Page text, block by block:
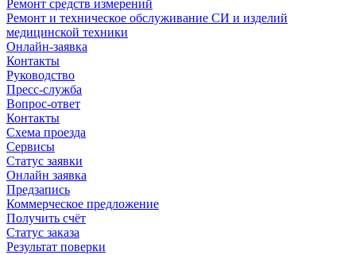
Ремонт средств измерений
Ремонт и техническое обслуживание СИ и изделий
медицинской техники
Онлайн-заявка
Контакты
Руководство
Пресс-служба
Вопрос-ответ
Контакты
Схема проезда
Сервисы
Статус заявки
Онлайн заявка
Предзапись
Коммерческое предложение
Получить счёт
Статус заказа
Результат поверки